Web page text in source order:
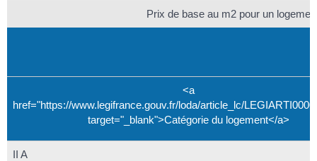
Prix de base au m2 pour un
<a
href="https://www.legifrance.gouv.fr/loda/article_lc/
target="_blank">Catégorie du logement</a>
II A